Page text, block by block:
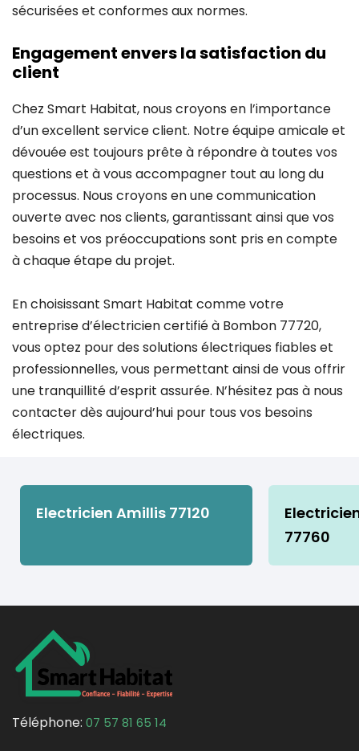
sécurisées et conformes aux normes.
Engagement envers la satisfaction du
client
Chez Smart Habitat, nous croyons en l’importance
d’un excellent service client. Notre équipe amicale et
dévouée est toujours prête à répondre à toutes vos
questions et à vous accompagner tout au long du
processus. Nous croyons en une communication
ouverte avec nos clients, garantissant ainsi que vos
besoins et vos préoccupations sont pris en compte
à chaque étape du projet.
En choisissant Smart Habitat comme votre
entreprise d’électricien certifié à Bombon 77720,
vous optez pour des solutions électriques fiables et
professionnelles, vous permettant ainsi de vous offrir
une tranquillité d’esprit assurée. N’hésitez pas à nous
contacter dès aujourd’hui pour tous vos besoins
électriques.
Electricien Amillis 77120
77760
Téléphone: 07 57 81 65 14